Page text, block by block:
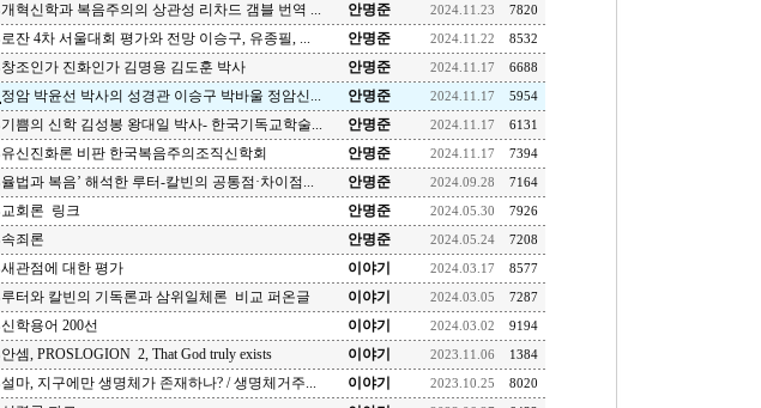
개혁신학과 복음주의의 상관성 리차드 갬블 번역 ... 안명준 2024.11.23 7820
로잔 4차 서울대회 평가와 전망 이승구, 유종필, ... 안명준 2024.11.22 8532
창조인가 진화인가 김명용 김도훈 박사 안명준 2024.11.17 6688
정암 박윤선 박사의 성경관 이승구 박바울 정암신... 안명준 2024.11.17 5954
기쁨의 신학 김성봉 왕대일 박사- 한국기독교학술... 안명준 2024.11.17 6131
유신진화론 비판 한국복음주의조직신학회 안명준 2024.11.17 7394
율법과 복음’ 해석한 루터-칼빈의 공통점·차이점... 안명준 2024.09.28 7164
교회론 링크 안명준 2024.05.30 7926
속죄론 안명준 2024.05.24 7208
새관점에 대한 평가 이야기 2024.03.17 8577
루터와 칼빈의 기독론과 삼위일체론 비교 퍼온글 이야기 2024.03.05 7287
신학용어 200선 이야기 2024.03.02 9194
안셈, PROSLOGION 2, That God truly exists 이야기 2023.11.06 1384
설마, 지구에만 생명체가 존재하나? / 생명체거주... 이야기 2023.10.25 8020